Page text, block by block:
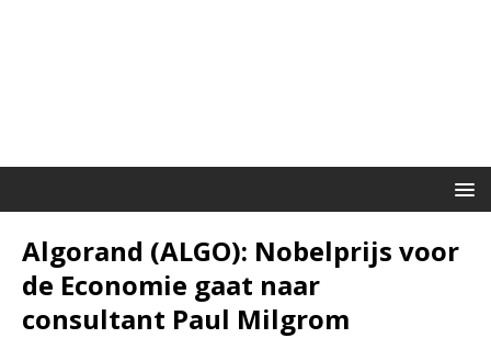
Algorand (ALGO): Nobelprijs voor
de Economie gaat naar
consultant Paul Milgrom